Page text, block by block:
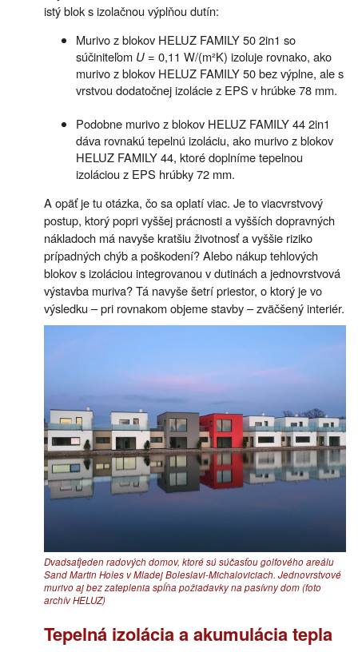
istý blok s izolačnou výplňou dutín:
Murivo z blokov HELUZ FAMILY 50 2in1 so
súčiniteľom U = 0,11 W/(m²K) izoluje rovnako, ako
murivo z blokov HELUZ FAMILY 50 bez výplne, ale s
vrstvou dodatočnej izolácie z EPS v hrúbke 78 mm.
Podobne murivo z blokov HELUZ FAMILY 44 2in1
dáva rovnakú tepelnú izoláciu, ako murivo z blokov
HELUZ FAMILY 44, ktoré doplníme tepelnou
izoláciou z EPS hrúbky 72 mm.
A opäť je tu otázka, čo sa oplatí viac. Je to viacvrstvový
postup, ktorý popri vyššej prácnosti a vyšších dopravných
nákladoch má navyše kratšiu životnosť a vyššie riziko
prípadných chýb a poškodení? Alebo nákup tehlových
blokov s izoláciou integrovanou v dutinách a jednovrstvová
výstavba muriva? Tá navyše šetrí priestor, o ktorý je vo
výsledku – pri rovnakom objeme stavby – zväčšený interiér.
Dvadsaťjeden radových domov, ktoré sú súčasťou golfového areálu
Sand Martin Holes v Mladej Boleslavi-Michaloviciach. Jednovrstvové
murivo aj bez zateplenia spĺňa požiadavky na pasívny dom (foto
archív HELUZ)
Tepelná izolácia a akumulácia tepla